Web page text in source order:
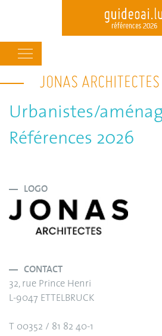
Skip
to
content
navigation
JONAS
Urbanistes/
Références 2026
LOGO
CONTACT
32, rue Prince Henri
L-9047 ETTELBRUCK
T 00352 / 81 82 40-1